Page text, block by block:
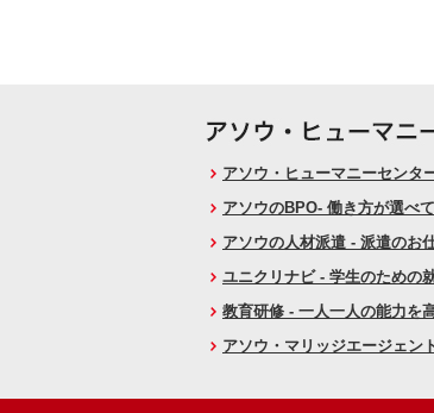
アソウ・ヒューマニーセンタ
アソウのBPO- 働き方が選べ
アソウの人材派遣 - 派遣のお
ユニクリナビ - 学生のための
教育研修 - 一人一人の能力を
アソウ・マリッジエージェン